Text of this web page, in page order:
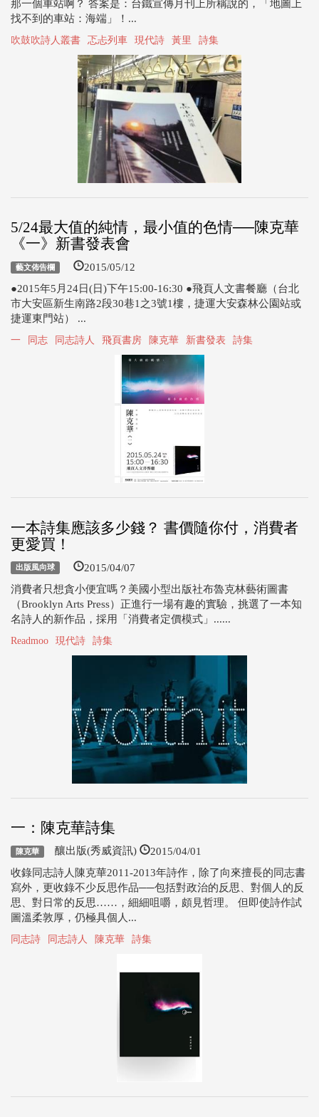
那一個車站啊？ 答案是：台鐵宣傳月刊上所稱說的，「地圖上
找不到的車站：海端」！...
吹鼓吹詩人叢書 忑忐列車 現代詩 黃里 詩集
5/24最大值的純情，最小值的色情──陳克華
《一》新書發表會
藝文佈告欄 2015/05/12
●2015年5月24日(日)下午15:00-16:30 ●飛頁人文書餐廳（台北
市大安區新生南路2段30巷1之3號1樓，捷運大安森林公園站或
捷運東門站） ...
一 同志 同志詩人 飛頁書房 陳克華 新書發表 詩集
一本詩集應該多少錢？ 書價隨你付，消費者
更愛買！
出版風向球 2015/04/07
消費者只想貪小便宜嗎？美國小型出版社布魯克林藝術圖書
（Brooklyn Arts Press）正進行一場有趣的實驗，挑選了一本知
名詩人的新作品，採用「消費者定價模式」......
Readmoo 現代詩 詩集
一：陳克華詩集
陳克華 釀出版(秀威資訊) 2015/04/01
收錄同志詩人陳克華2011-2013年詩作，除了向來擅長的同志書
寫外，更收錄不少反思作品──包括對政治的反思、對個人的反
思、對日常的反思……，細細咀嚼，頗見哲理。 但即使詩作試
圖溫柔敦厚，仍極具個人...
同志詩 同志詩人 陳克華 詩集